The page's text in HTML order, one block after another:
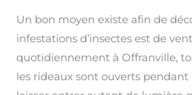
Un bon moyen existe afin de
infestations d’insectes est de
quotidiennement à Offranville,
les rideaux sont ouverts